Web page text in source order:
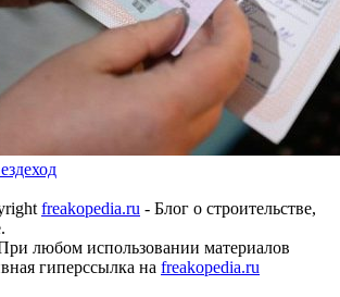
freakopedia.ru - Блог о строительстве,
любом использовании материалов
гиперссылка на freakopedia.ru